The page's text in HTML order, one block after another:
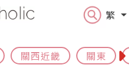
繁
關西近畿 關東